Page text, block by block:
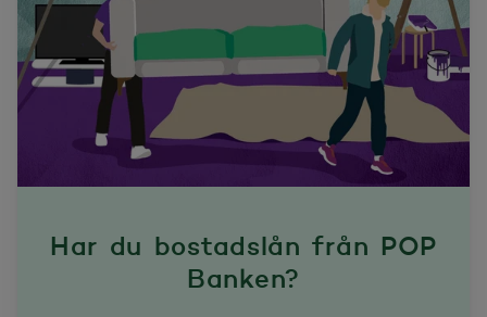
Har du bostadslån från POP
Banken?